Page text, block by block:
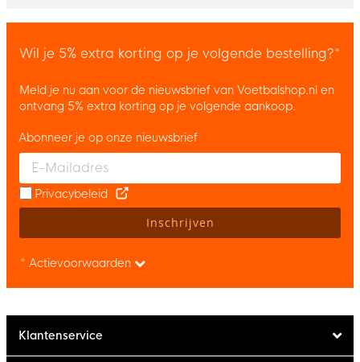
Wil je 5% extra korting op je volgende bestelling?*
Meld je nu aan voor de nieuwsbrief van Voetbalshop.nl en
ontvang 5% extra korting op je volgende aankoop.
Enter your email and accept the privacy policy to subscribe to
Abonneer je op onze nieuwsbrief
Privacybeleid
Inschrijven
* Actievoorwaarden
Klantenservice